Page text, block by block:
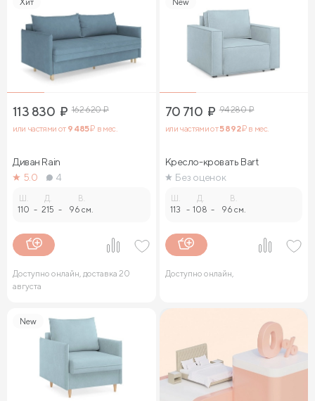
113 830 ₽ 162 620₽
или частями от 9 485₽ в мес.
Диван Rain
5.0
4
Ш.
110 -
Д.
215 -
В.
96 см.
Доступно онлайн, доставка 20
августа
70 710 ₽ 94 280₽
или частями от5 892₽ в мес.
Кресло-кровать Bart
Без оценок
Ш.
113 -
Д.
108 -
В.
96 см.
Доступно онлайн,
New